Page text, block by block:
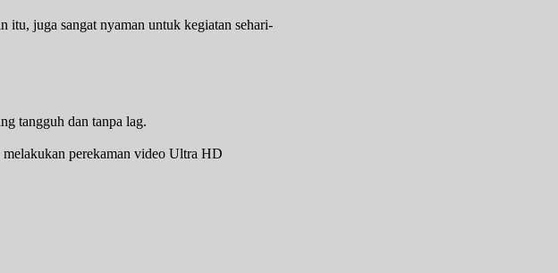
juga sangat nyaman untuk kegiatan sehari-
tangguh dan tanpa lag.
perekaman video Ultra HD